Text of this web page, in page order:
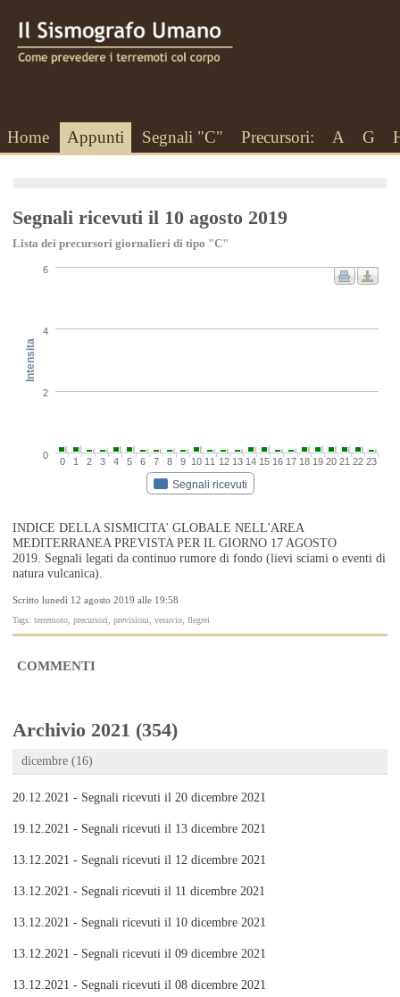
Home Appunti Segnali "C" Precursori: A G
Segnali ricevuti il 10 agosto 2019
Lista dei precursori giornalieri di tipo "C"
Intensita
Segnali ricevuti
0 1 2 3 4 5 6 7 8 9 10 11 12 13 14 15 16 17 18 19 20 21 22 23
0
2
4
6
INDICE DELLA SISMICITA' GLOBALE NELL'AREA
MEDITERRANEA PREVISTA PER IL GIORNO 17 AGOSTO
2019. Segnali legati da continuo rumore di fondo (lievi sciami o eventi di
natura vulcanica).
Scritto lunedì 12 agosto 2019 alle 19:58
Tags: terremoto, precursori, previsioni, vesuvio, flegrei
COMMENTI
Archivio 2021 (354)
dicembre (16)
20.12.2021 - Segnali ricevuti il 20 dicembre 2021
19.12.2021 - Segnali ricevuti il 13 dicembre 2021
13.12.2021 - Segnali ricevuti il 12 dicembre 2021
13.12.2021 - Segnali ricevuti il 11 dicembre 2021
13.12.2021 - Segnali ricevuti il 10 dicembre 2021
13.12.2021 - Segnali ricevuti il 09 dicembre 2021
13.12.2021 - Segnali ricevuti il 08 dicembre 2021